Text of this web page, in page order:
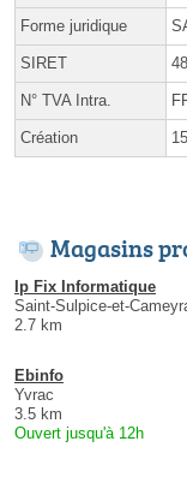
Forme juridique
SIRET
N° TVA Intra.
Création
Magasins
Ip Fix Informatique
Saint-Sulpice-et-
2.7 km
Ebinfo
Yvrac
3.5 km
Ouvert jusqu'à 12h